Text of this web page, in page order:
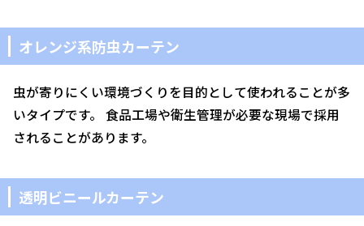
オレンジ系防虫カーテン
虫が寄りにくい環境づくりを目的として使われることが多
いタイプです。 食品工場や衛生管理が必要な現場で採用
されることがあります。
透明ビニールカーテン